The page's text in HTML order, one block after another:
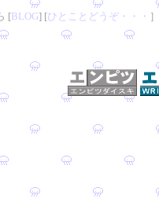
[BLOG] [ひとことどうぞ・・・ ］